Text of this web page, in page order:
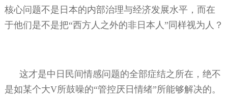
核心问题不是日本的内部治理与经济发展水平，而在
于他们是不是把“西方人之外的非日本人”同样视为人？
这才是中日民间情感问题的全部症结之所在，绝不
是如某个大V所鼓噪的“管控厌日情绪”所能够解决的。